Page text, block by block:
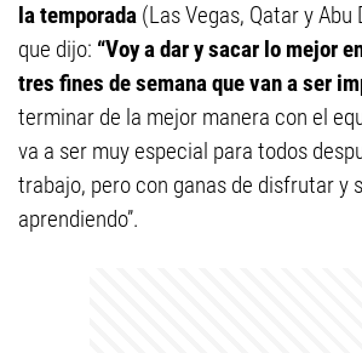
la temporada (Las Vegas, Qatar y Abu
que dijo: “Voy a dar y sacar lo mejor
tres fines de semana que van a ser
terminar de la mejor manera con el
va a ser muy especial para todos
trabajo, pero con ganas de disfrutar y
aprendiendo”.